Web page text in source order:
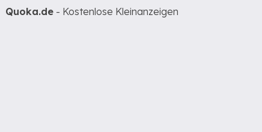
Quoka.de - Kostenlose Kleinanzeigen